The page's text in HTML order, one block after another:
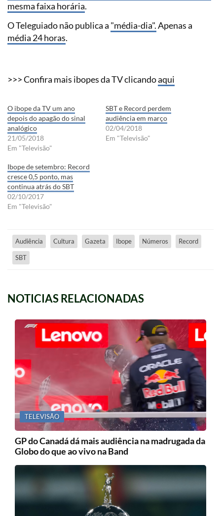
mesma faixa horária.
O Teleguiado não publica a "média-dia".Apenas a
média 24 horas.
>>> Confira mais ibopes da TV clicandoaqui
O ibope da TV um ano
depois do apagão do sinal
analógico
21/05/2018
Em "Televisão"
SBT e Record perdem
audiência em março
02/04/2018
Em "Televisão"
Ibope de setembro: Record
cresce 0,5 ponto, mas
continua atrás do SBT
02/10/2017
Em "Televisão"
Audiência Cultura Gazeta Ibope Números Record
SBT
NOTICIAS RELACIONADAS
TELEVISÃO
GP do Canadá dá mais audiência na madrugada da
Globo do que ao vivo na Band